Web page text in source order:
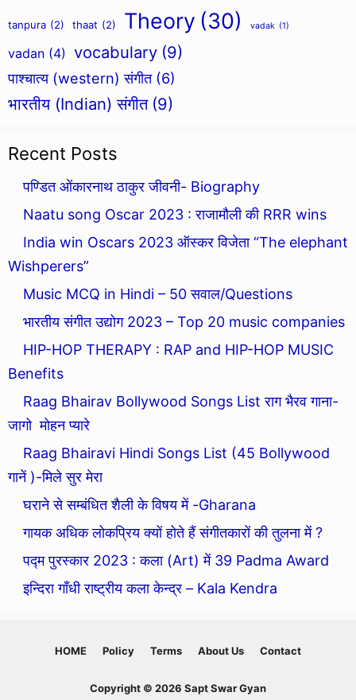
tanpura (2) thaat (2) Theory (30) vadak (1)
vadan (4) vocabulary (9)
पाश्चात्य (western) संगीत (6)
भारतीय (Indian) संगीत (9)
Recent Posts
पण्डित ओंकारनाथ ठाकुर जीवनी- Biography
Naatu song Oscar 2023 : राजामौली की RRR wins
India win Oscars 2023 ऑस्कर विजेता “The elephant
Wishperers”
Music MCQ in Hindi – 50 सवाल/Questions
भारतीय संगीत उद्योग 2023 – Top 20 music companies
HIP-HOP THERAPY : RAP and HIP-HOP MUSIC
Benefits
Raag Bhairav Bollywood Songs List राग भैरव गाना-
जागो मोहन प्यारे
Raag Bhairavi Hindi Songs List (45 Bollywood
गानें )-मिले सुर मेरा
घराने से सम्बंधित शैली के विषय में -Gharana
गायक अधिक लोकप्रिय क्यों होते हैं संगीतकारों की तुलना में ?
पद्म पुरस्कार 2023 : कला (Art) में 39 Padma Award
इन्दिरा गाँधी राष्ट्रीय कला केन्द्र – Kala Kendra
HOME Policy Terms About Us Contact
Copyright © 2026 Sapt Swar Gyan